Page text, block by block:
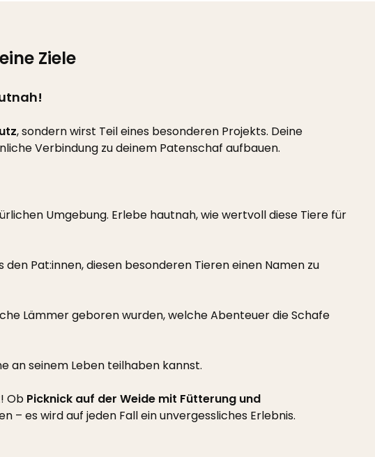
Ziele
, sondern wirst Teil eines besonderen Projekts. Deine
Verbindung zu deinem Patenschaf aufbauen.
Umgebung. Erlebe hautnah, wie wertvoll diese Tiere für
Pat:innen, diesen besonderen Tieren einen Namen zu
Lämmer geboren wurden, welche Abenteuer die Schafe
an seinem Leben teilhaben kannst.
Ob Picknick auf der Weide mit Fütterung und
– es wird auf jeden Fall ein unvergessliches Erlebnis.